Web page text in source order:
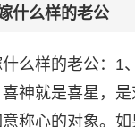
什么样的老公
么样的老公：1
神就是喜星，
称心的对象。